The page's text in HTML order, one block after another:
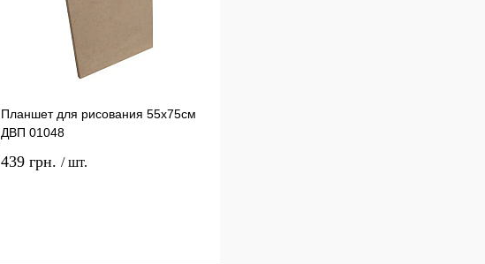
Планшет для рисования 55х75см
ДВП 01048
439 грн. / шт.